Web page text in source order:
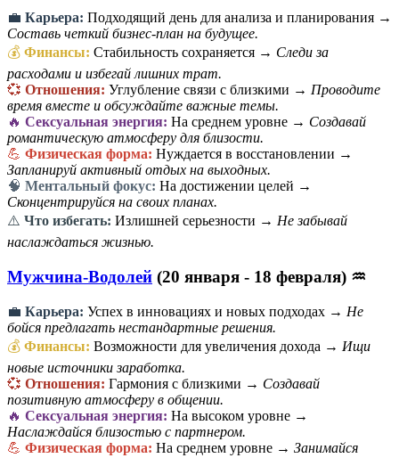
💼 Карьера: Подходящий день для анализа и планирования →
Составь четкий бизнес-план на будущее.
💰 Финансы: Стабильность сохраняется → Следи за
расходами и избегай лишних трат.
💞 Отношения: Углубление связи с близкими → Проводите
время вместе и обсуждайте важные темы.
🔥 Сексуальная энергия: На среднем уровне → Создавай
романтическую атмосферу для близости.
💪 Физическая форма: Нуждается в восстановлении →
Запланируй активный отдых на выходных.
🧠 Ментальный фокус: На достижении целей →
Сконцентрируйся на своих планах.
⚠️ Что избегать: Излишней серьезности → Не забывай
наслаждаться жизнью.
Мужчина-Водолей (20 января - 18 февраля) ♒
💼 Карьера: Успех в инновациях и новых подходах → Не
бойся предлагать нестандартные решения.
💰 Финансы: Возможности для увеличения дохода → Ищи
новые источники заработка.
💞 Отношения: Гармония с близкими → Создавай
позитивную атмосферу в общении.
🔥 Сексуальная энергия: На высоком уровне →
Наслаждайся близостью с партнером.
💪 Физическая форма: На среднем уровне → Занимайся